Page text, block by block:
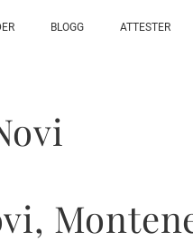
BLOGG ATTESTER